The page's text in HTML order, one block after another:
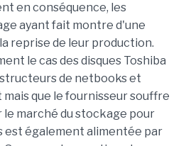
en conséquence, les
ayant fait montre d'une
reprise de leur production.
le cas des disques Toshiba
de netbooks et
que le fournisseur souffre
le marché du stockage pour
également alimentée par